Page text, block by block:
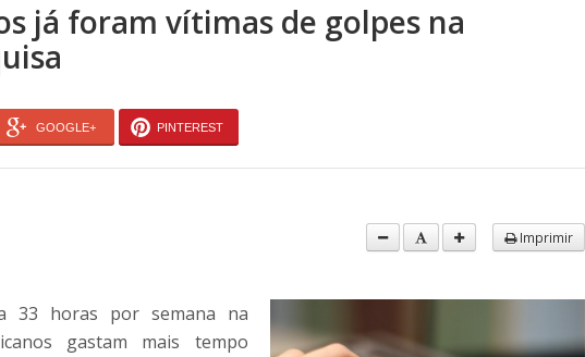
já foram vítimas de golpes na
GOOGLE+ PINTEREST
Imprimir
33 horas por semana na
gastam mais tempo